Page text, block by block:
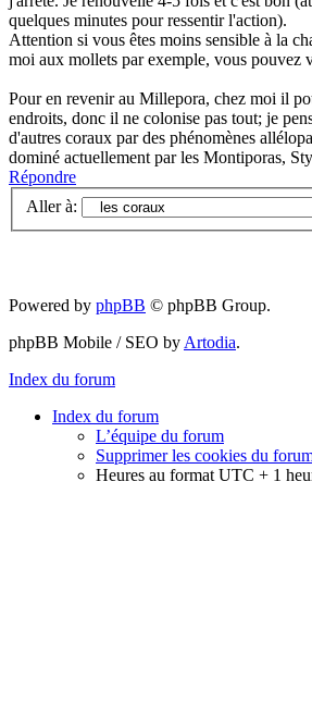
quelques minutes pour ressentir l'action).
Attention si vous êtes moins sensible à la
moi aux mollets par exemple, vous pouvez
Pour en revenir au Millepora, chez moi il
endroits, donc il ne colonise pas tout; je
d'autres coraux par des phénomènes
dominé actuellement par les Montiporas,
Répondre
Aller à:
Powered by phpBB © phpBB Group.
phpBB Mobile / SEO by Artodia.
Index du forum
Index du forum
L’équipe du forum
Supprimer les cookies du
Heures au format UTC + 1